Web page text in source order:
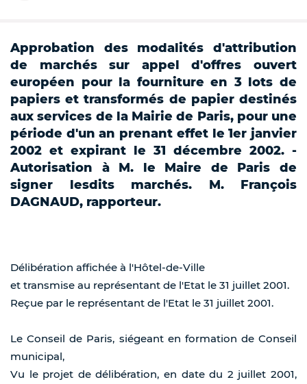
Approbation des modalités d'attribution
de marchés sur appel d'offres ouvert
européen pour la fourniture en 3 lots de
papiers et transformés de papier destinés
aux services de la Mairie de Paris, pour une
période d'un an prenant effet le 1er janvier
2002 et expirant le 31 décembre 2002. -
Autorisation à M. le Maire de Paris de
signer lesdits marchés. M. François
DAGNAUD, rapporteur.
Délibération affichée à l'Hôtel-de-Ville
et transmise au représentant de l'Etat le 31 juillet 2001.
Reçue par le représentant de l'Etat le 31 juillet 2001.
Le Conseil de Paris, siégeant en formation de Conseil
municipal,
Vu le projet de délibération, en date du 2 juillet 2001,